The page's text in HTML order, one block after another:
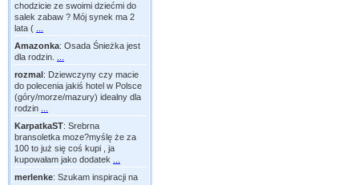
chodzicie ze swoimi dziećmi do
salek zabaw ? Mój synek ma 2
lata (
Amazonka: Osada Śnieżka jest
dla rodzin.
rozmal: Dziewczyny czy macie
do polecenia jakiś hotel w Polsce
(góry/morze/mazury) idealny dla
rodzin
KarpatkaST: Srebrna
bransoletka moze?myślę że za
100 to już się coś kupi , ja
kupowałam jako dodatek
merlenke: Szukam inspiracji na